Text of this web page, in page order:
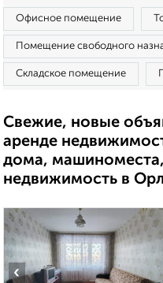
Офисное помещение
Помещение свободного
Складское помещение
Свежие, новые
аренде
дома,
недвижимость в
‹